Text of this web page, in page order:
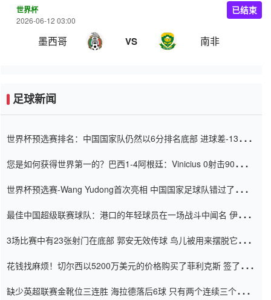
世界杯
2026-06-12 03:00
墨西哥 VS 南非
已结束
足球新闻
世界杯预选赛排名：中国国家队仍然以6分排名底部 进球差-13令人
您是如何获得世界第一的？巴西1-4阿根廷：Vinicius 0射击90分钟
世界杯预选赛-Wang Yudong首次亮相 中国国家足球队错过了世界
最佳中国超级联赛球队：港口的年轻球员在一场战斗中闻名 伊万放
3场比赛中有23张射门在底部 郭安无效传球 鸟儿被用来摆脱它
花钱找麻烦！切尔西以5200万美元的价格购买了菲利克斯 签了7年
缺少英超联赛金靴位三连胜 海拉德落后6球 只有两个连续三个连续